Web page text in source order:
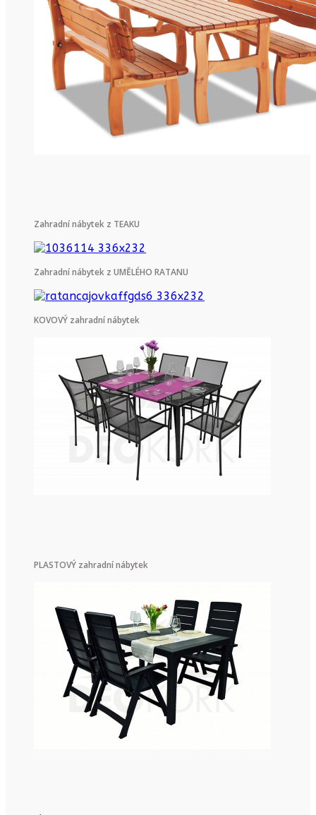
Zahradní nábytek z TEAKU
Zahradní nábytek z UMĚLÉHO RATANU
KOVOVÝ zahradní nábytek
PLASTOVÝ zahradní nábytek